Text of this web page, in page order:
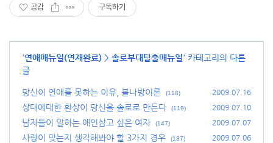
공감 구독하기
'연애매뉴얼(연재완료) > 솔로부대탈출매뉴얼' 카테고리의 다른
글
당신이 연애를 못하는 이유, 불나방이론 (118) 2009.07.16
상대에대한 환상이 당신을 솔로로 만든다 (119) 2009.07.10
남자들이 말하는 애인삼고 싶은 여자 (147) 2009.07.07
사랑이 맞는지 생각해봐야 할 3가지 경우 (137) 2009.07.06